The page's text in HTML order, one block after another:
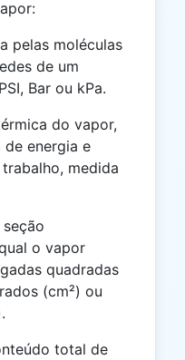
pelas moléculas
de um
Bar ou kPa.
do vapor,
energia e
medida
o vapor
quadradas
(cm²) ou
total de